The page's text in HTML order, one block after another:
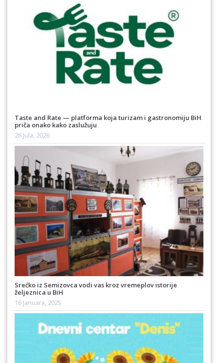
Taste and Rate — platforma koja turizam i gastronomiju BiH
priča onako kako zaslužuju
26 Jula, 2026
Srećko iz Semizovca vodi vas kroz vremeplov istorije
željeznica u BiH
16 Januara, 2025